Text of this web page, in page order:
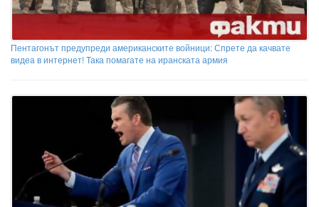
Пентагонът предупреди американските войници: Спрете да качвате
видеа в интернет! Така помагате на иранската армия